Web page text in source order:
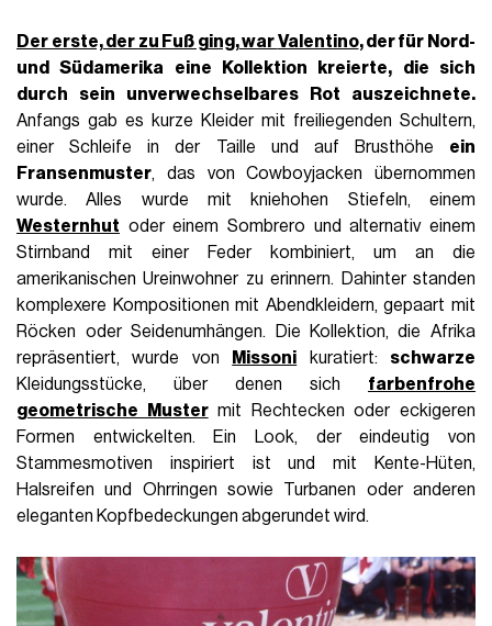
Der erste, der zu Fuß ging, warValentino, der für Nord-
und Südamerika eine Kollektion kreierte, die sich
durch sein unverwechselbares Rot auszeichnete.
Anfangs gab es kurze Kleider mit freiliegenden Schultern,
einer Schleife in der Taille und auf Brusthöhe ein
Fransenmuster, das von Cowboyjacken übernommen
wurde. Alles wurde mit kniehohen Stiefeln, einem
Westernhut oder einem Sombrero und alternativ einem
Stirnband mit einer Feder kombiniert, um an die
amerikanischen Ureinwohner zu erinnern. Dahinter standen
komplexere Kompositionen mit Abendkleidern, gepaart mit
Röcken oder Seidenumhängen. Die Kollektion, die Afrika
repräsentiert, wurde von
Missoni kuratiert: schwarze
Kleidungsstücke, über denen sich farbenfrohe
geometrische Mustermit Rechtecken oder eckigeren
Formen entwickelten. Ein Look, der eindeutig von
Stammesmotiven inspiriert ist und mit Kente-Hüten,
Halsreifen und Ohrringen sowie Turbanen oder anderen
eleganten Kopfbedeckungen abgerundet wird.